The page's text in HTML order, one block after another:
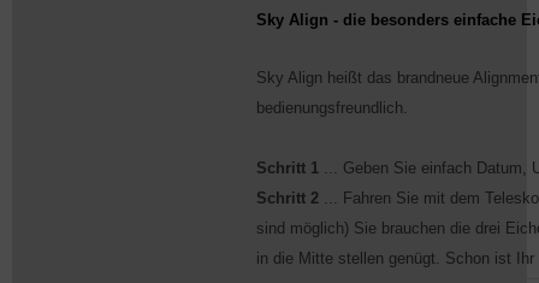
Sky Align - die besonders einfache
Sky Align heißt das brandneue
bedienungsfreundlich.
Schritt 1 ... Geben Sie einfach Datum,
Schritt 2 ... Fahren Sie mit dem
sind möglich) Sie brauchen die drei
in die Mitte stellen genügt. Schon ist